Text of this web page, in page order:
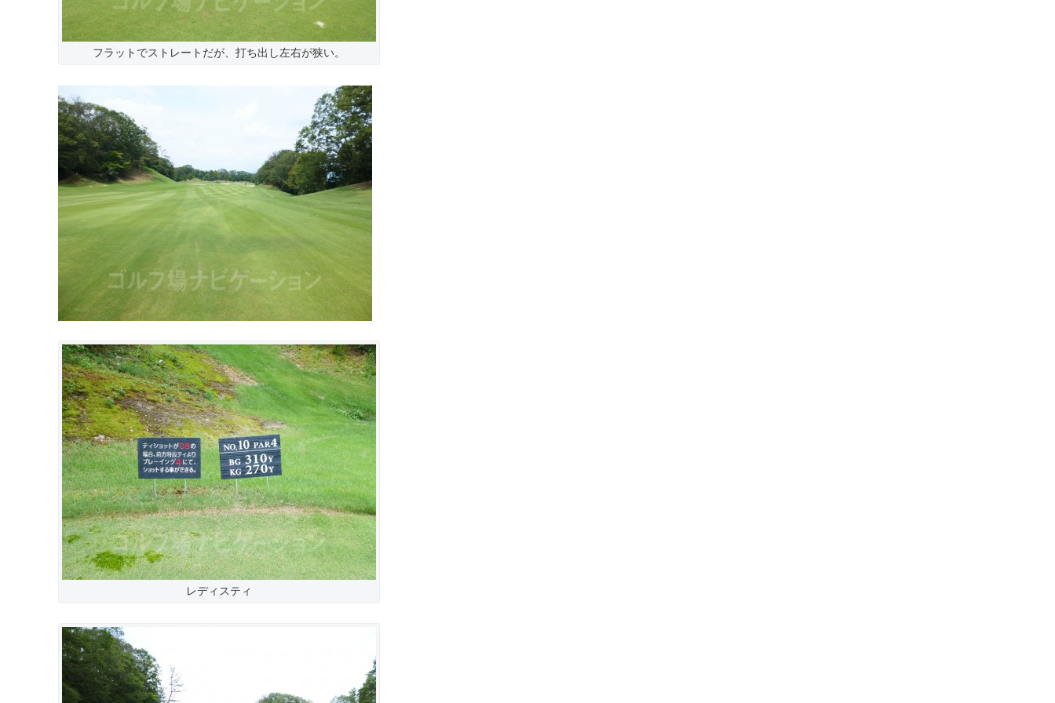
フラットでストレートだが、打ち出し左右が狭い。
レディスティ